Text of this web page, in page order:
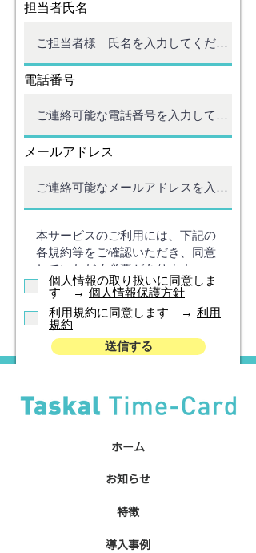
担当者氏名
電話番号
メールアドレス
個人情報の取り扱いに同意しま
す → 個人情報保護方針
利用規約に同意します → 利用
規約
送信する
​ホーム
​お知らせ
特徴
導入事例